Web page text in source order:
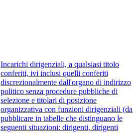
Incarichi dirigenziali, a qualsiasi titolo
conferiti, ivi inclusi quelli conferiti
discrezionalmente dall'organo di indirizzo
politico senza procedure pubbliche di
selezione e titolari di posizione
organizzativa con funzioni dirigenziali (da
pubblicare in tabelle che distinguano le
seguenti situazioni: dirigenti, dirigenti